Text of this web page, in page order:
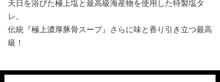
天日を浴びた極上塩と最高級海産物を使用した特製塩タ
レ。
伝統『極上濃厚豚骨スープ』さらに味と香り引き立つ最高
級！